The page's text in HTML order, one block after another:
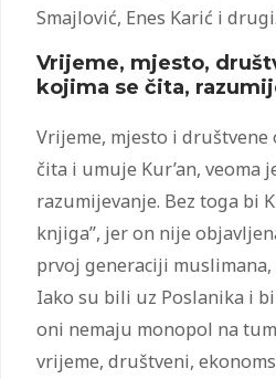
Smajlović, Enes Karić i drugi.
Vrijeme, mjesto,
kojima se čita,
Vrijeme, mjesto i
čita i umuje Kur’an, veoma
razumijevanje. Bez toga bi
knjiga”, jer on nije
prvoj generaciji muslimana,
Iako su bili uz Poslanika i
oni nemaju monopol na
vrijeme, društveni,